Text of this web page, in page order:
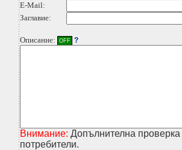
E-Mail:
Заглавие:
Описание: OFF ?
Внимание: Допълнителна
потребители.